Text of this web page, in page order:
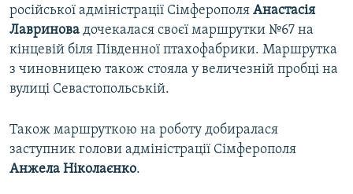
російської адміністрації Сімферополя Анастасія
Лавринова дочекалася своєї маршрутки №67 на
кінцевій біля Південної птахофабрики. Маршрутка
з чиновницею також стояла у величезній пробці на
вулиці Севастопольській.
Також маршруткою на роботу добиралася
заступник голови адміністрації Сімферополя
Анжела Ніколаєнко.